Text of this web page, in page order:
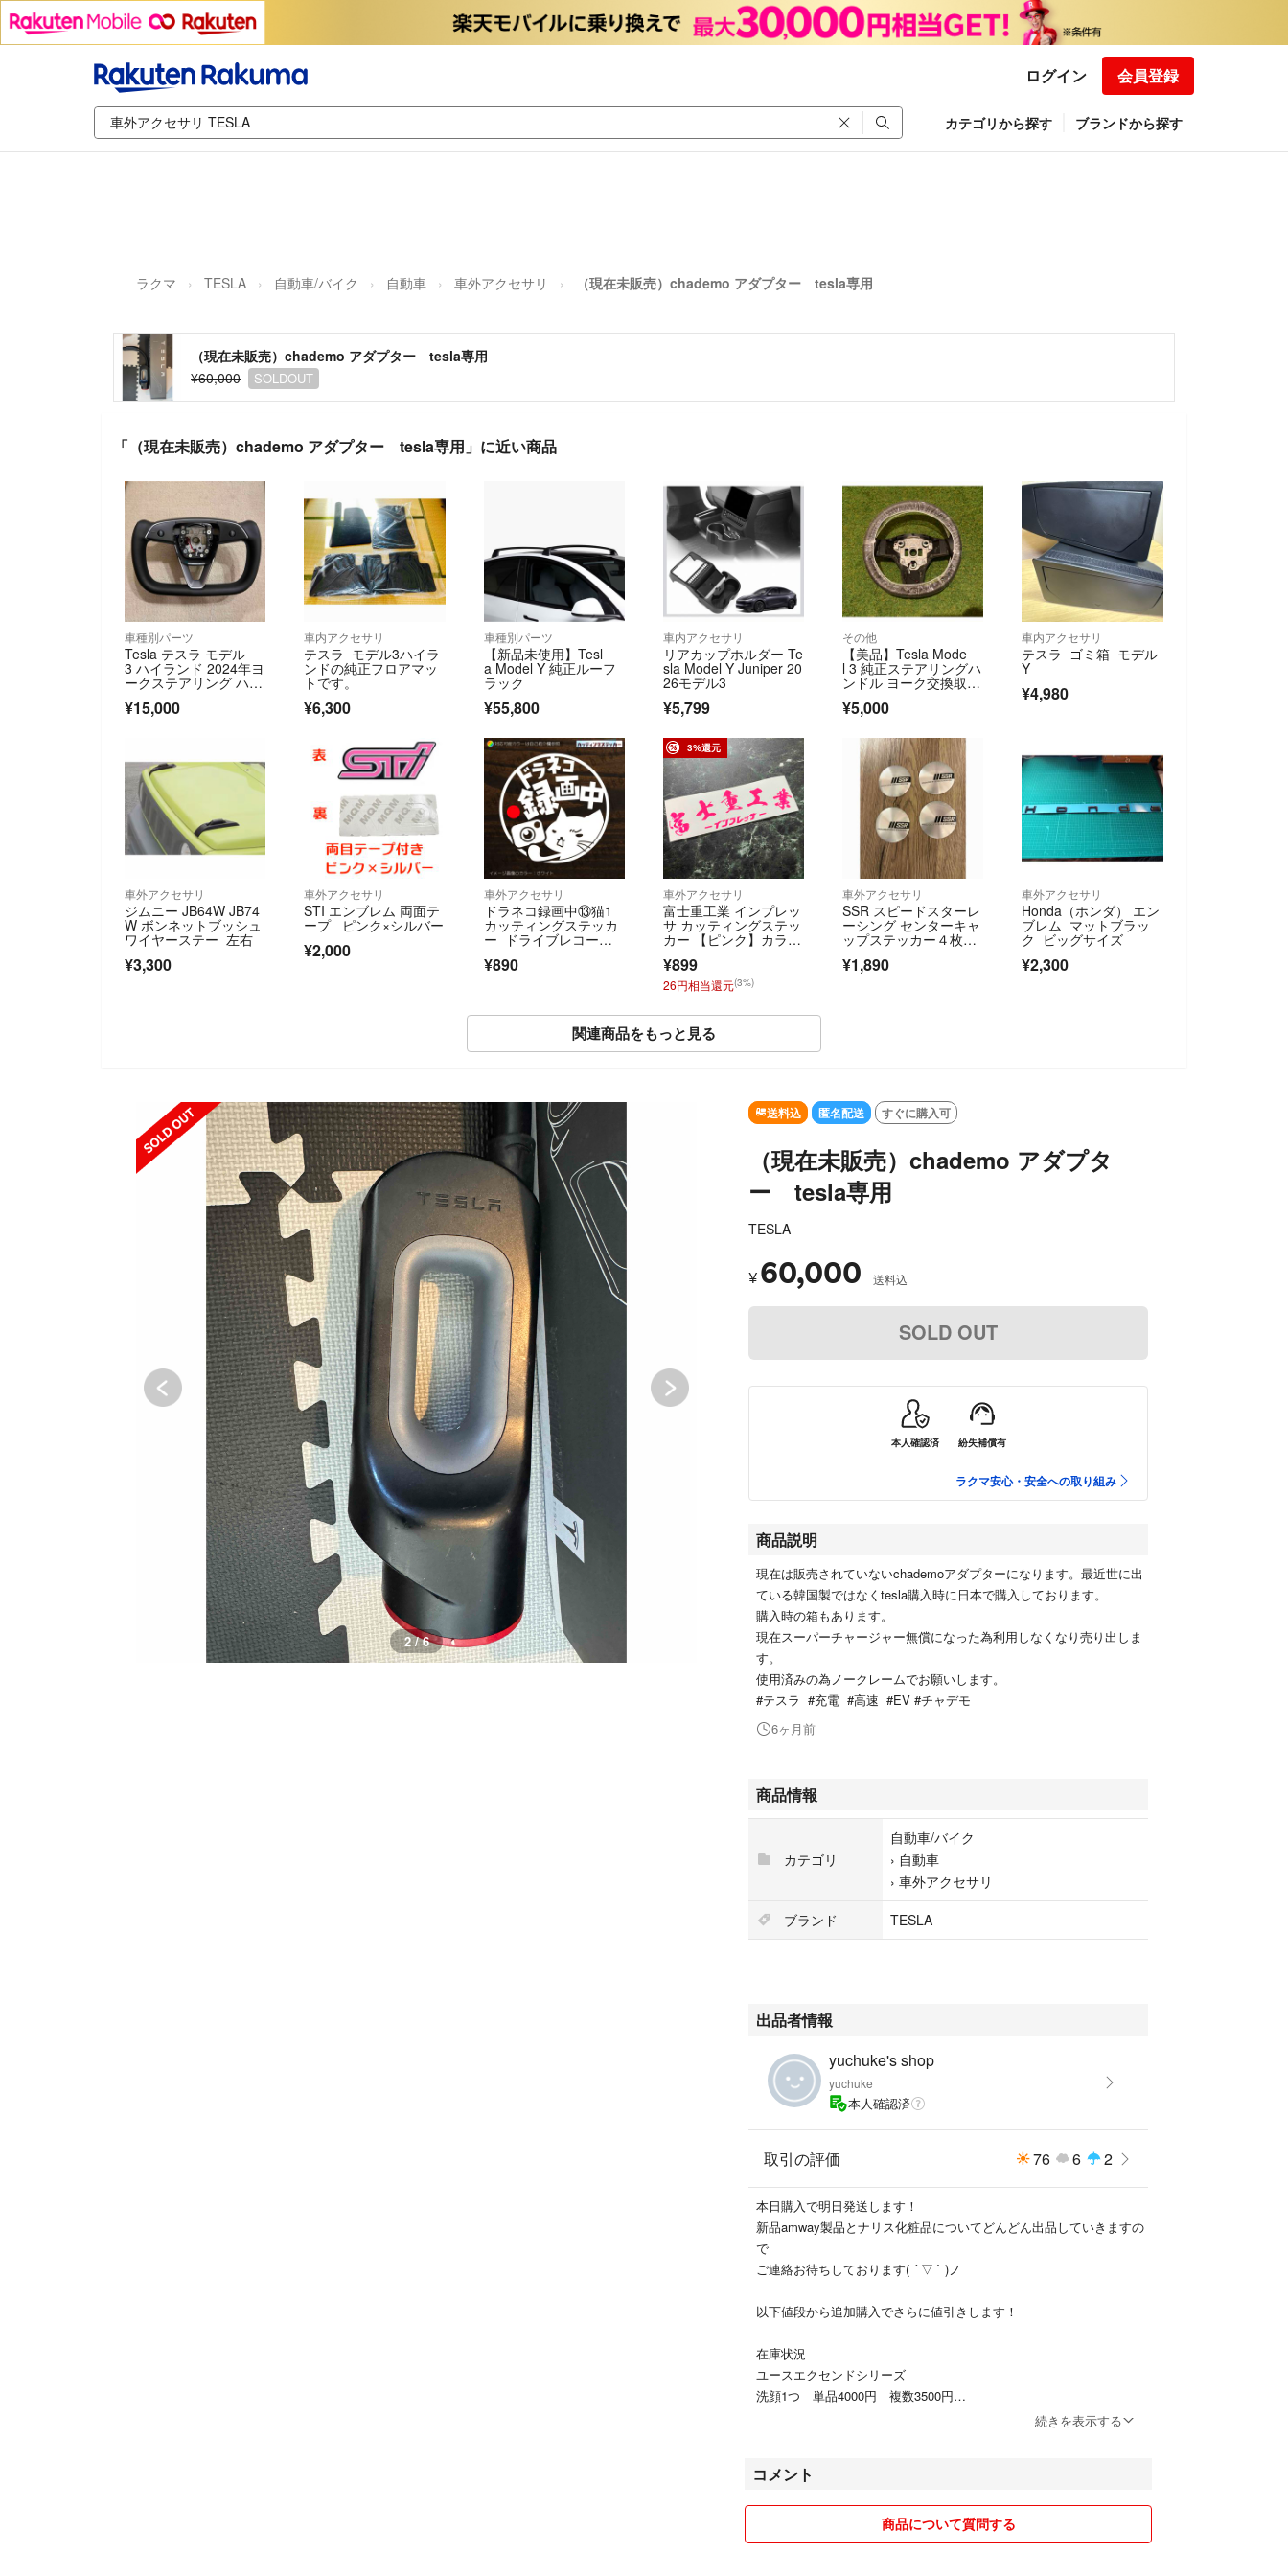
ログイン 会員登録
カテゴリから探す ブランドから探す
ラクマ TESLA 自動車/バイク 自動車 車外アクセサリ （現在未販売）chademo アダプター tesla専用
（現在未販売）chademo アダプター tesla専用
¥60,000
SOLDOUT
「（現在未販売）chademo アダプター tesla専用」に近い商品
車種別パーツ
Tesla テスラ モデル
3 ハイランド 2024年ヨ
ークステアリング ハン
ドル
¥15,000
車内アクセサリ
テスラ モデル3ハイラ
ンドの純正フロアマッ
トです。
¥6,300
車種別パーツ
【新品未使用】Tesl
a Model Y 純正ルーフ
ラック
¥55,800
車内アクセサリ
リアカップホルダー Te
sla Model Y Juniper 20
26モデル3
¥5,799
その他
【美品】Tesla Mode
l 3 純正ステアリングハ
ンドル ヨーク交換取外
¥5,000
車内アクセサリ
テスラ ゴミ箱 モデル
Y
¥4,980
車外アクセサリ
ジムニー JB64W JB74
W ボンネットブッシュ
ワイヤーステー 左右
¥3,300
車外アクセサリ
STI エンブレム 両面テ
ープ ピンク×シルバー
¥2,000
車外アクセサリ
ドラネコ録画中⑬猫1
カッティングステッカ
ー ドライブレコーダ
¥890
3%還元
車外アクセサリ
富士重工業 インプレッ
サ カッティングステッ
カー 【ピンク】カラー
インプレッサ
¥899
26円相当還元(3%)
車外アクセサリ
SSR スピードスターレ
ーシング センターキャ
ップステッカー４枚セ
¥1,890
車外アクセサリ
Honda（ホンダ） エン
ブレム マットブラッ
ク ビッグサイズ
¥2,300
関連商品をもっと見る
SOLD OUT SOLD OUT
2 / 6
送料込 匿名配送 すぐに購入可
（現在未販売）chademo アダプタ
ー tesla専用
TESLA
¥ 60,000 送料込
SOLD OUT
本人確認済 紛失補償有
ラクマ安心・安全への取り組み
商品説明
現在は販売されていないchademoアダプターになります。最近世に出
ている韓国製ではなくtesla購入時に日本で購入しております。
購入時の箱もあります。
現在スーパーチャージャー無償になった為利用しなくなり売り出しま
す。
使用済みの為ノークレームでお願いします。
#テスラ #充電 #高速 #EV #チャデモ
6ヶ月前
商品情報
カテゴリ
自動車/バイク
› 自動車
› 車外アクセサリ
ブランド
TESLA
出品者情報
yuchuke's shop
yuchuke
本人確認済
取引の評価 76 6 2
本日購入で明日発送します！
新品amway製品とナリス化粧品についてどんどん出品していきますの
で
ご連絡お待ちしております( ´ ▽ ` )ノ
以下値段から追加購入でさらに値引きします！
在庫状況
ユースエクセンドシリーズ
洗顔1つ 単品4000円 複数3500円
美容液2つ 単品5500円 複数5000円
美容液3つ 単品
続きを表示する
コメント
商品について質問する